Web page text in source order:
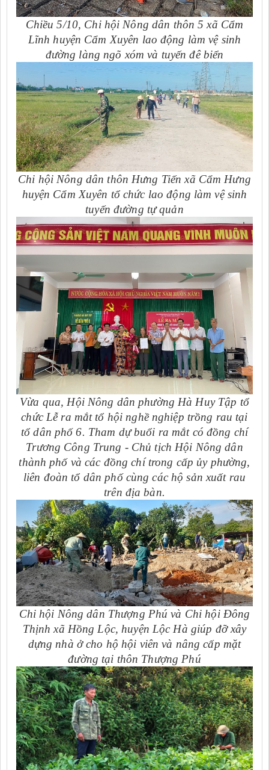
Chiều 5/10, Chi hội Nông dân thôn 5 xã Cẩm
Lĩnh huyện Cẩm Xuyên lao động làm vệ sinh
đường làng ngõ xóm và tuyến đê biển
Chi hội Nông dân thôn Hưng Tiến xã Cẩm Hưng
huyện Cẩm Xuyên tổ chức lao động làm vệ sinh
tuyến đường tự quản
Vừa qua, Hội Nông dân phường Hà Huy Tập tổ
chức Lễ ra mắt tổ hội nghề nghiệp trồng rau tại
tổ dân phố 6. Tham dự buổi ra mắt có đồng chí
Trương Công Trung - Chủ tịch Hội Nông dân
thành phố và các đồng chí trong cấp ủy phường,
liên đoàn tổ dân phố cùng các hộ sản xuất rau
trên địa bàn.
Chi hội Nông dân Thượng Phú và Chi hội Đông
Thịnh xã Hồng Lộc, huyện Lộc Hà giúp đỡ xây
dựng nhà ở cho hộ hội viên và nâng cấp mặt
đường tại thôn Thượng Phú